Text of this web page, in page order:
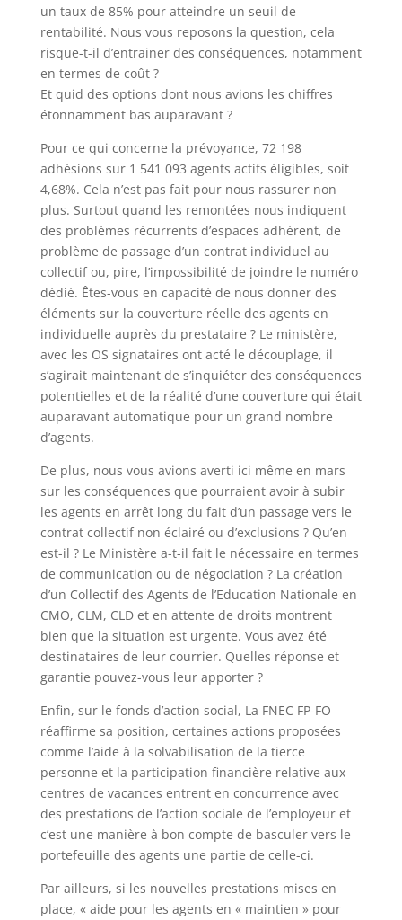
un taux de 85% pour atteindre un seuil de
rentabilité. Nous vous reposons la question, cela
risque-t-il d’entrainer des conséquences, notamment
en termes de coût ?
Et quid des options dont nous avions les chiffres
étonnamment bas auparavant ?
Pour ce qui concerne la prévoyance, 72 198
adhésions sur 1 541 093 agents actifs éligibles, soit
4,68%. Cela n’est pas fait pour nous rassurer non
plus. Surtout quand les remontées nous indiquent
des problèmes récurrents d’espaces adhérent, de
problème de passage d’un contrat individuel au
collectif ou, pire, l’impossibilité de joindre le numéro
dédié. Êtes-vous en capacité de nous donner des
éléments sur la couverture réelle des agents en
individuelle auprès du prestataire ? Le ministère,
avec les OS signataires ont acté le découplage, il
s’agirait maintenant de s’inquiéter des conséquences
potentielles et de la réalité d’une couverture qui était
auparavant automatique pour un grand nombre
d’agents.
De plus, nous vous avions averti ici même en mars
sur les conséquences que pourraient avoir à subir
les agents en arrêt long du fait d’un passage vers le
contrat collectif non éclairé ou d’exclusions ? Qu’en
est-il ? Le Ministère a-t-il fait le nécessaire en termes
de communication ou de négociation ? La création
d’un Collectif des Agents de l’Education Nationale en
CMO, CLM, CLD et en attente de droits montrent
bien que la situation est urgente. Vous avez été
destinataires de leur courrier. Quelles réponse et
garantie pouvez-vous leur apporter ?
Enfin, sur le fonds d’action social, La FNEC FP-FO
réaffirme sa position, certaines actions proposées
comme l’aide à la solvabilisation de la tierce
personne et la participation financière relative aux
centres de vacances entrent en concurrence avec
des prestations de l’action sociale de l’employeur et
c’est une manière à bon compte de basculer vers le
portefeuille des agents une partie de celle-ci.
Par ailleurs, si les nouvelles prestations mises en
place, « aide pour les agents en « maintien » pour